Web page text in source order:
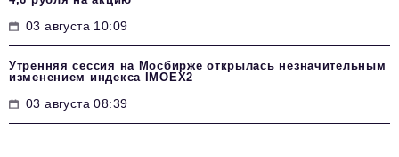
03 августа 10:09
Утренняя сессия на Мосбирже открылась незначительным
изменением индекса IMOEX2
03 августа 08:39